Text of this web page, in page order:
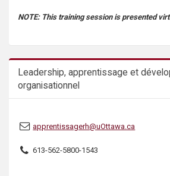
NOTE: This training session is presented
Leadership, apprentissage et
organisationnel
apprentissagerh@uOttawa.ca
613-562-5800-1543